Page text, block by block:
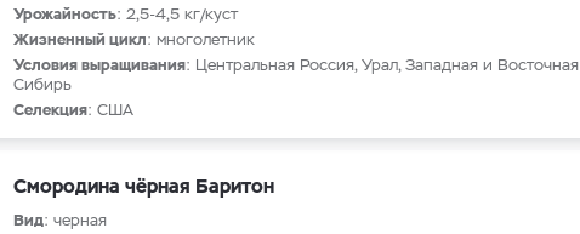
Урожайность: 2,5-4,5 кг/куст
Жизненный цикл: многолетник
Условия выращивания: Центральная Россия, Урал, Западная и Восточная
Сибирь
Селекция: США
Смородина чёрная Баритон
Вид: черная